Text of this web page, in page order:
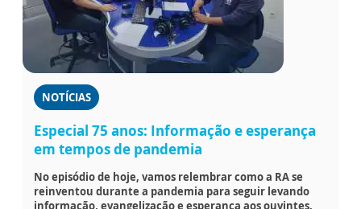
NOTÍCIAS
Especial 75 anos: Informação e esperança
em tempos de pandemia
No episódio de hoje, vamos relembrar como a RA se
reinventou durante a pandemia para seguir levando
informação, evangelização e esperança aos ouvintes.